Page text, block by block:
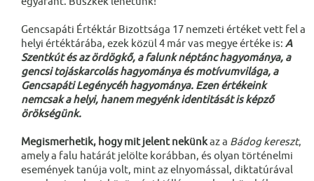
Gencsapáti Értéktár Bizottsága 17 nemzeti értéket vett fel a
helyi értéktárába, ezek közül 4 már vas megye értéke is: A
Szentkút és az ördögkő, a falunk néptánc hagyománya, a
gencsi tojáskarcolás hagyománya és motívumvilága, a
Gencsapáti Legénycéh hagyománya. Ezen értékeink
nemcsak a helyi, hanem megyénk identitását is képző
örökségünk.
Megismerhetik, hogy mit jelent nekünkaz a Bádog kereszt,
amely a falu határát jelölte korábban, és olyan történelmi
események tanúja volt, mint az elnyomással, diktatúrával